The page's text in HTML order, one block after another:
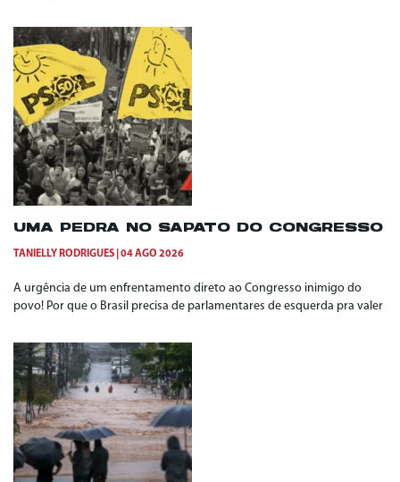
UMA PEDRA NO SAPATO DO CONGRESSO
TANIELLY RODRIGUES 04 AGO 2026
A urgência de um enfrentamento direto ao Congresso inimigo do
povo! Por que o Brasil precisa de parlamentares de esquerda pra valer